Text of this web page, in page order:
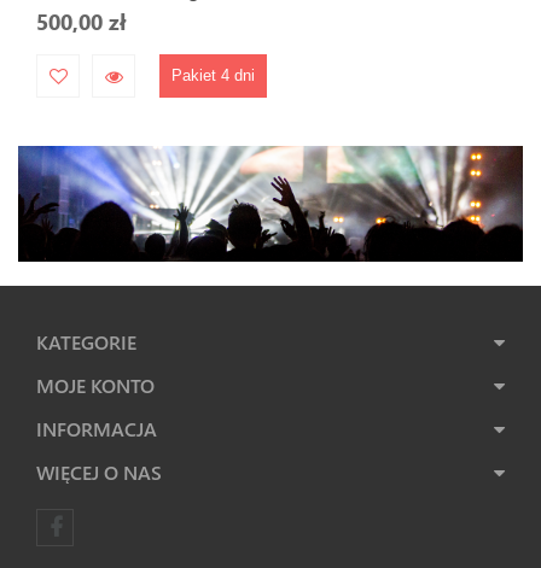
500,00 zł
Pakiet 4 dni
KATEGORIE
MOJE KONTO
INFORMACJA
WIĘCEJ O NAS